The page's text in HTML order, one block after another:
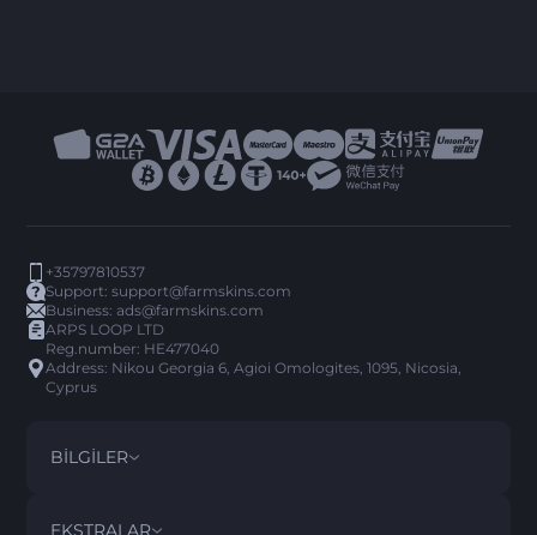
+35797810537
Support:support@farmskins.com
Business:ads@farmskins.com
ARPS LOOP LTD
Reg.number: HE477040
Address: Nikou Georgia 6, Agioi Omologites, 1095, Nicosia,
Cyprus
BILGILER
ŞARTLAR VE KOŞULLAR
EKSTRALAR